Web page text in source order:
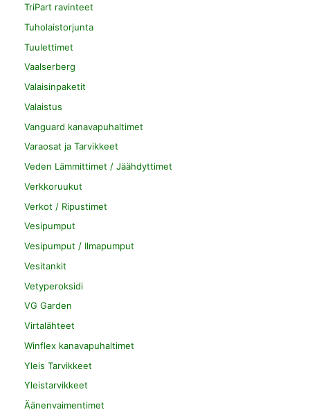
TriPart ravinteet
Tuholaistorjunta
Tuulettimet
Vaalserberg
Valaisinpaketit
Valaistus
Vanguard kanavapuhaltimet
Varaosat ja Tarvikkeet
Veden Lämmittimet / Jäähdyttimet
Verkkoruukut
Verkot / Ripustimet
Vesipumput
Vesipumput / Ilmapumput
Vesitankit
Vetyperoksidi
VG Garden
Virtalähteet
Winflex kanavapuhaltimet
Yleis Tarvikkeet
Yleistarvikkeet
Äänenvaimentimet